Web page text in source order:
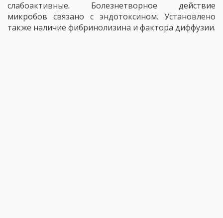
слабоактивные. Болезнетворное действие
микробов связано с эндотоксином. Установлено
также наличие фибринолизина и фактора диффузии.